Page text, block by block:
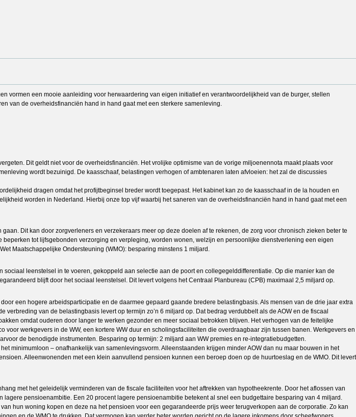
vormen een mooie aanleiding voor herwaardering van eigen initiatief en verantwoordelijkheid van de burger, stellen
van de overheidsfinanciën hand in hand gaat met een sterkere samenleving.
Dit geldt niet voor de overheidsfinanciën. Het vrolijke optimisme van de vorige miljoenennota maakt plaats voor
wordt bezuinigd. De kaasschaaf, belastingen verhogen of ambtenaren laten afvloeien: het zal de discussies
dragen omdat het profijtbeginsel breder wordt toegepast. Het kabinet kan zo de kaasschaaf in de la houden en
worden in Nederland. Hierbij onze top vijf waarbij het saneren van de overheidsfinanciën hand in hand gaat met een
Dit kan door zorgverleners en verzekeraars meer op deze doelen af te rekenen, de zorg voor chronisch zieken beter te
tot lijfsgebonden verzorging en verpleging, worden wonen, welzijn en persoonlijke dienstverlening een eigen
Maatschappelijke Ondersteuning (WMO): besparing minstens 1 miljard.
leenstelsel in te voeren, gekoppeld aan selectie aan de poort en collegegelddifferentiatie. Op die manier kan de
blijft door het sociaal leenstelsel. Dit levert volgens het Centraal Planbureau (CPB) maximaal 2,5 miljard op.
een hogere arbeidsparticipatie en de daarmee gepaard gaande bredere belastingbasis. Als mensen van de drie jaar extra
van de belastingbasis levert op termijn zo’n 6 miljard op. Dat bedrag verdubbelt als de AOW en de fiscaal
omdat ouderen door langer te werken gezonder en meer sociaal betrokken blijven. Het verhogen van de feitelijke
werkgevers in de WW, een kortere WW duur en scholingsfaciliteiten die overdraagbaar zijn tussen banen. Werkgevers en
de benodigde instrumenten. Besparing op termijn: 2 miljard aan WW premies en re-integratiebudgetten.
minimumloon – onafhankelijk van samenlevingsvorm. Alleenstaanden krijgen minder AOW dan nu maar bouwen in het
Alleenwonenden met een klein aanvullend pensioen kunnen een beroep doen op de huurtoeslag en de WMO. Dit levert
met het geleidelijk verminderen van de fiscale faciliteiten voor het aftrekken van hypotheekrente. Door het aflossen van
pensioenambitie. Een 20 procent lagere pensioenambitie betekent al snel een budgettaire besparing van 4 miljard.
hun woning kopen en deze na het pensioen voor een gegarandeerde prijs weer terugverkopen aan de corporatie. Zo kan